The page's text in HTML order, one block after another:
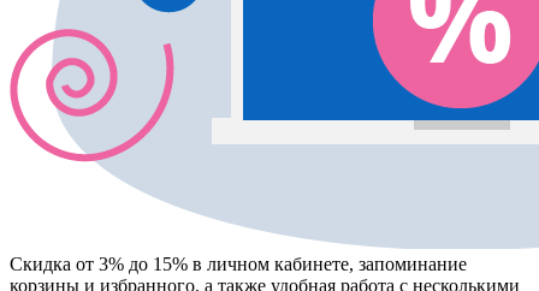
Скидка от 3% до 15% в личном кабинете, запоминание
корзины и избранного, а также удобная работа с несколькими